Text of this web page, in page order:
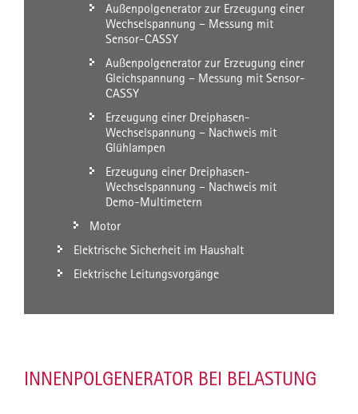
Außenpolgenerator zur Erzeugung einer
Wechselspannung – Messung mit
Sensor-CASSY
Außenpolgenerator zur Erzeugung einer
Gleichspannung – Messung mit Sensor-
CASSY
Erzeugung einer Dreiphasen-
Wechselspannung – Nachweis mit
Glühlampen
Erzeugung einer Dreiphasen-
Wechselspannung – Nachweis mit
Demo-Multimetern
Motor
Elektrische Sicherheit im Haushalt
Elektrische Leitungsvorgänge
INNENPOLGENERATOR BEI BELASTUNG